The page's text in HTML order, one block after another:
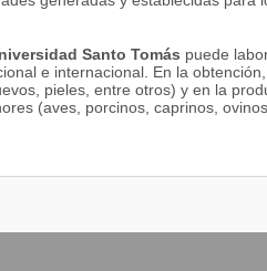
Santo Tomás puede
e internacional. En la
pieles, entre otros) y en la
(aves, porcinos, caprinos,